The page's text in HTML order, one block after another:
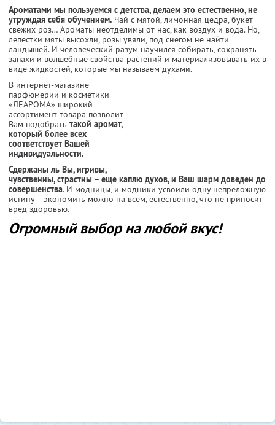
Ароматами мы пользуемся с детства, делаем это естественно, не
утруждая себя обучением. Чай с мятой, лимонная цедра, букет
свежих роз… Ароматы неотделимы от нас, как воздух и вода. Но,
лепестки мяты высохли, розы увяли, под снегом не найти
ландышей. И человеческий разум научился собирать, сохранять
запахи и волшебные свойства растений и материализовывать их в
виде жидкостей, которые мы называем духами.
В интернет-магазине
парфюмерии и косметики
«ЛЕАРОМА» широкий
ассортимент товара позволит
Вам подобрать такой аромат,
который более всех
соответствует Вашей
индивидуальности.
Сдержаны ль Вы, игривы,
чувственны, страстны – еще каплю духов, и Ваш шарм доведен до
совершенства. И модницы, и модники усвоили одну непреложную
истину – экономить можно на всем, естественно, что не приносит
вред здоровью.
Огромный выбор на любой вкус!